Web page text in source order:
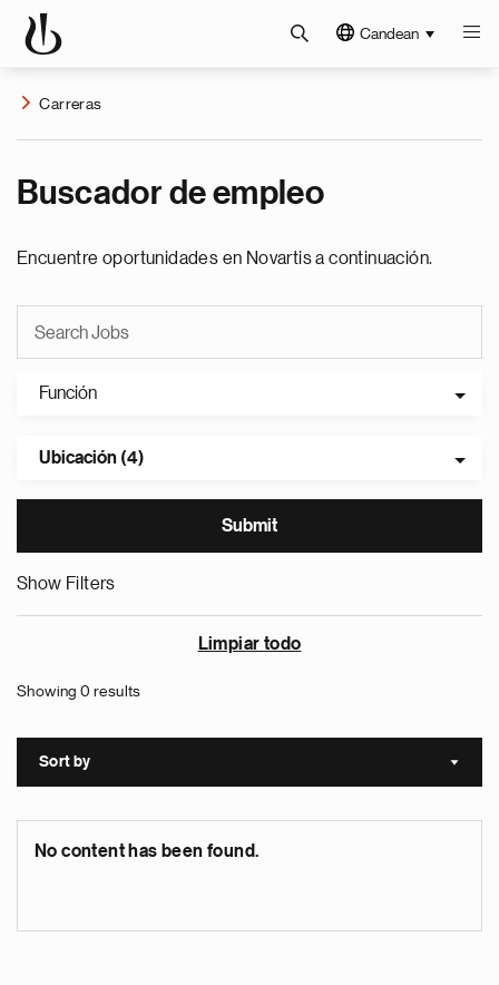
Candean
Carreras
Buscador de empleo
Encuentre oportunidades en Novartis a continuación.
Función
Ubicación (4)
Show Filters
Limpiar todo
Showing 0 results
Sort by Sort
No content has been found.